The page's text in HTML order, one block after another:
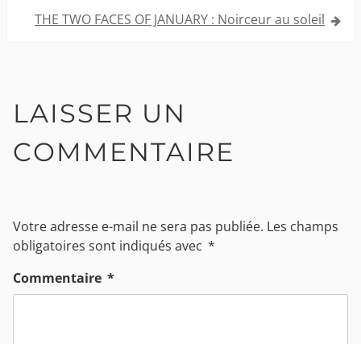
l’article
THE TWO FACES OF JANUARY : Noirceur au soleil
LAISSER UN
COMMENTAIRE
Votre adresse e-mail ne sera pas publiée. Les champs
obligatoires sont indiqués avec *
Commentaire *